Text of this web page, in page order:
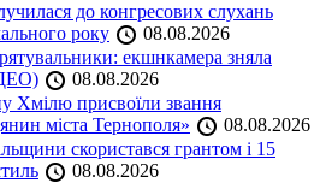
до конгресових слухань
року
08.08.2026
екшнкамера зняла
08.08.2026
Хмілю присвоїли звання
міста Тернополя»
08.08.2026
скористався грантом і 15
08.08.2026